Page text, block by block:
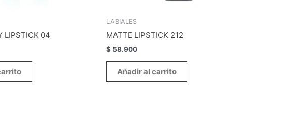
LIPSTICK 04
LABIALES
MATTE LIPSTICK 212
$ 58.900
Añadir al carrito